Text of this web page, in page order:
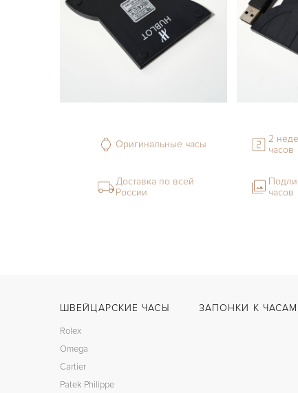
Оригинальные часы
2
часов
Доставка по всей
России
часов
ШВЕЙЦАРСКИЕ ЧАСЫ
Rolex
Omega
Cartier
Patek Philippe
ЗАПОНКИ К ЧАСАМ